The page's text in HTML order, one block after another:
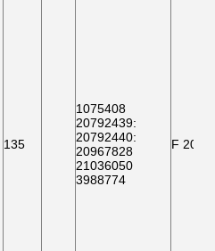
135
1075408
20792439:
20792440:
20967828
21036050
3988774
F